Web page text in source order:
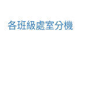
各班級處室分機